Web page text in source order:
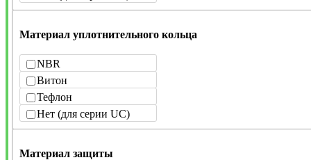
Материал уплотнительного кольца
NBR
Витон
Тефлон
Нет (для серии UC)
Материал защиты